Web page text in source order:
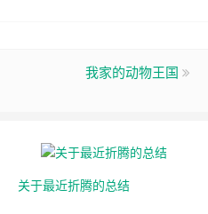
我家的动物王国
关于最近折腾的总结